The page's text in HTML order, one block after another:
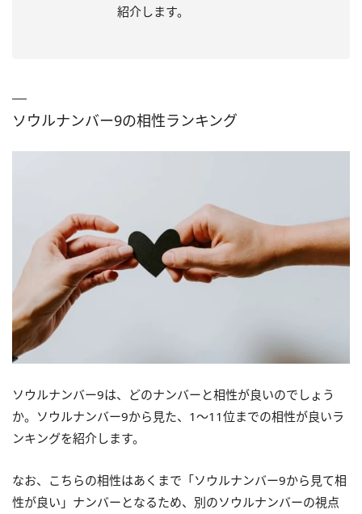
紹介します。
ソウルナンバー9の相性ランキング
ソウルナンバー9は、どのナンバーと相性が良いのでしょう
か。ソウルナンバー9から見た、1～11位までの相性が良いラ
ンキングを紹介します。
なお、こちらの相性はあくまで「ソウルナンバー9から見て相
性が良い」ナンバーとなるため、別のソウルナンバーの視点